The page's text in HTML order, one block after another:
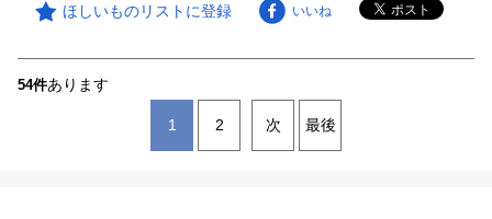
ほしいものリストに登録 いいね
54件あります
1 2 次 最後